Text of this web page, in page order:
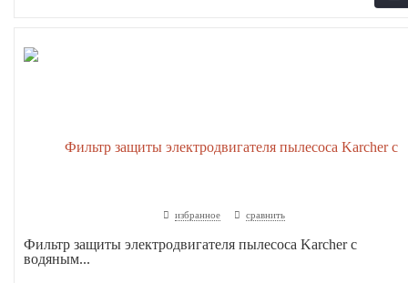
избранное сравнить
Фильтр защиты электродвигателя пылесоса Karcher с
водяным...